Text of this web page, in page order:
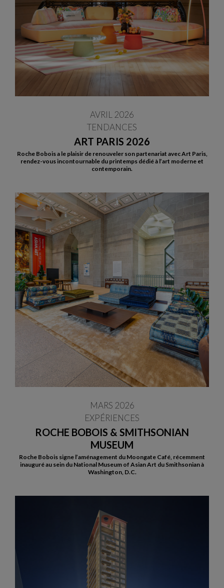
ART PARIS 2026
AVRIL 2026
TENDANCES
Roche Bobois a le plaisir de renouveler son partenariat avec Art Paris,
rendez-vous incontournable du printemps dédié à l’art moderne et
contemporain.
ROCHE BOBOIS & SMITHSONIAN
MUSEUM
MARS 2026
EXPÉRIENCES
Roche Bobois signe l’aménagement du Moongate Café, récemment
inauguré au sein du National Museum of Asian Art du Smithsonian à
Washington, D.C.